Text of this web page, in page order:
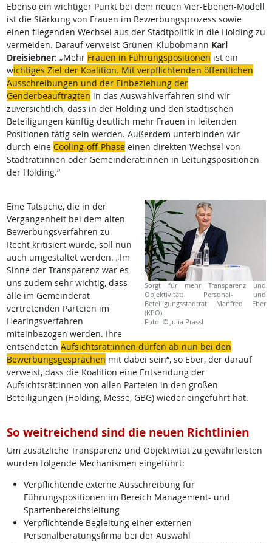
Ebenso ein wichtiger Punkt bei dem neuen Vier-Ebenen-Modell
ist die Stärkung von Frauen im Bewerbungsprozess sowie
einen fliegenden Wechsel aus der Stadtpolitik in die Holding zu
vermeiden. Darauf verweist Grünen-Klubobmann Karl
Dreisiebner: „Mehr Frauen in Führungspositionen ist ein
wichtiges Ziel der Koalition. Mit verpflichtenden öffentlichen
Ausschreibungen und der Einbeziehung der
Genderbeauftragten in das Auswahlverfahren sind wir
zuversichtlich, dass in der Holding und den städtischen
Beteiligungen künftig deutlich mehr Frauen in leitenden
Positionen tätig sein werden. Außerdem unterbinden wir
durch eine Cooling-off-Phaseeinen direkten Wechsel von
Stadträt:innen oder Gemeinderät:innen in Leitungspositionen
der Holding.“
Sorgt für mehr Transparenz und
Objektivität: Personal- und
Beteiligungsstadtrat Manfred Eber
(KPÖ).
Foto: © Julia Prassl
Eine Tatsache, die in der
Vergangenheit bei dem alten
Bewerbungsverfahren zu
Recht kritisiert wurde, soll nun
auch umgestaltet werden. „Im
Sinne der Transparenz war es
uns zudem sehr wichtig, dass
alle im Gemeinderat
vertretenden Parteien im
Hearingsverfahren
miteinbezogen werden. Ihre
entsendeten Aufsichtsrät:innen dürfen ab nun bei den
Bewerbungsgesprächen mit dabei sein“, so Eber, der darauf
verweist, dass die Koalition eine Entsendung der
Aufsichtsrät:innen von allen Parteien in den großen
Beteiligungen (Holding, Messe, GBG) wieder eingeführt hat.
So weitreichend sind die neuen Richtlinien
Um zusätzliche Transparenz und Objektivität zu gewährleisten
wurden folgende Mechanismen eingeführt:
Verpflichtende externe Ausschreibung für
Führungspositionen im Bereich Management- und
Spartenbereichsleitung
Verpflichtende Begleitung einer externen
Personalberatungsfirma bei der Auswahl